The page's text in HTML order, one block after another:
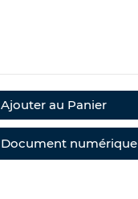
Ajouter au Panier
Document numérique